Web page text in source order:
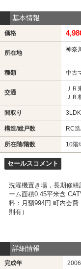
基本情報
価格
所在地 神奈
種類 中古
交通
Ｊ
ＪＲ
間取り 3LDK
構造/総戸数 RC
所在階/階数 10階
セールスコメント
洗濯機置き場，長期修
ーム面積0.45平米含
料：月額994円 町内会
則有）
詳細情報
完成年